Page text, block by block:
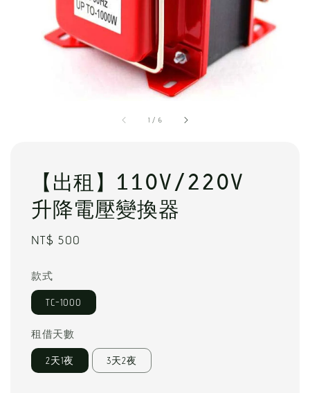
1 / 6
【出租】110V/220V
升降電壓變換器
Regular
NT$ 500
款式
TC-1000
租借天數
2天1夜 3天2夜